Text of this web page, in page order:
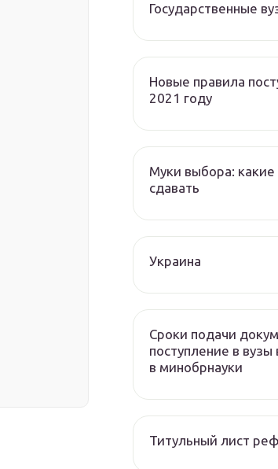
Государственные
Новые правила
2021 году
Муки выбора:
сдавать
Украина
Сроки подачи
поступление в вузы
в минобрнауки
Титульный лист